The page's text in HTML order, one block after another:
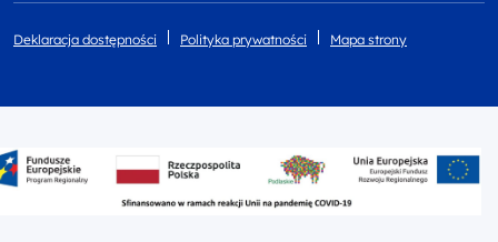
Deklaracja dostępności Polityka prywatności Mapa strony